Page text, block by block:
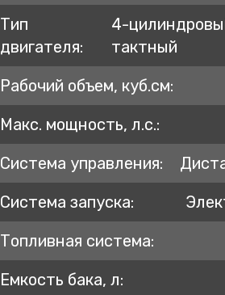
PROGASI
BRP
Regulmoto
Тип
двигателя:
4-
тактный
Рабочий объем, куб.см:
Макс. мощность, л.с.:
Система управления:
Система запуска:
Топливная система:
Емкость бака, л: